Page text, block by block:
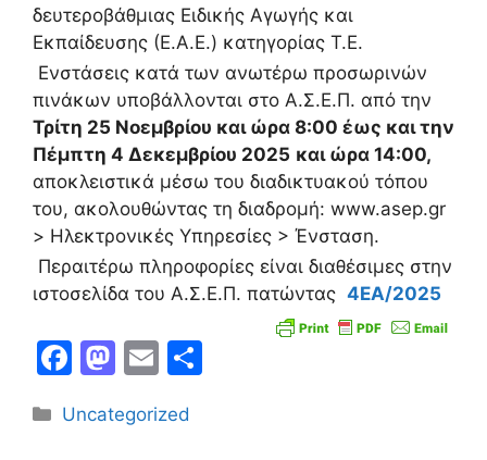
δευτεροβάθμιας Ειδικής Αγωγής και
Εκπαίδευσης (Ε.Α.Ε.) κατηγορίας Τ.Ε.
Ενστάσεις κατά των ανωτέρω προσωρινών
πινάκων υποβάλλονται στο Α.Σ.Ε.Π. από την
Τρίτη 25 Νοεμβρίου και ώρα 8:00 έως και την
Πέμπτη 4 Δεκεμβρίου 2025 και ώρα 14:00,
αποκλειστικά μέσω του διαδικτυακού τόπου
του, ακολουθώντας τη διαδρομή: www.asep.gr
> Ηλεκτρονικές Υπηρεσίες > Ένσταση.
Περαιτέρω πληροφορίες είναι διαθέσιμες στην
ιστοσελίδα του Α.Σ.Ε.Π. πατώντας 4ΕΑ/2025
F
c
M
st
E
ai
Κατηγορίες
Uncategorized